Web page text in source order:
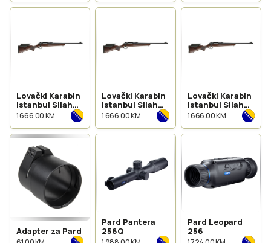
Lovački Karabin
Istanbul Silah
Monza Wood
1 666.00 KM
Lovački Karabin
Istanbul Silah
Monza Woood
1 666.00 KM
Lovački Karabin
Istanbul Silah
Monza Wood
1 666.00 KM
Adapter za Pard
Pard Pantera
256Q
Pard Leopard
256